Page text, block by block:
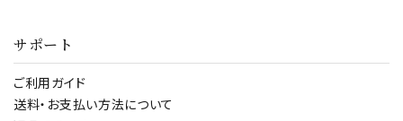
サポート
ご利用ガイド
送料・お支払い方法について